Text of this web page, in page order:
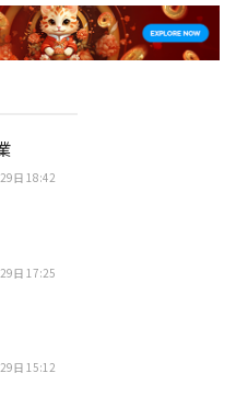
日 18:42
日 17:25
日 15:12